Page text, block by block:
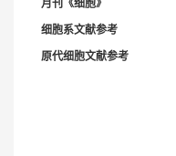
月刊《细胞》
细胞系文献参考
原代细胞文献参考